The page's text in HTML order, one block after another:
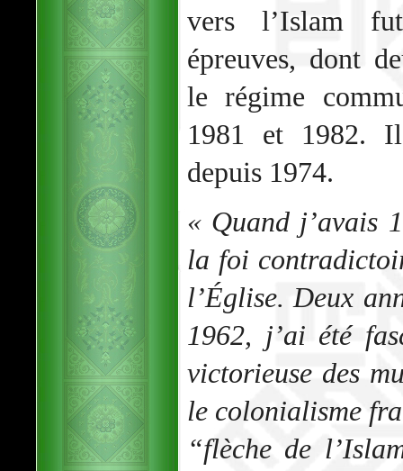
vers l’Islam
épreuves, dont
le régime
1981 et 1982.
depuis 1974.
« Quand j’avais
la foi
l’Église. Deux
1962, j’ai été
victorieuse des
le colonialisme
“flèche de